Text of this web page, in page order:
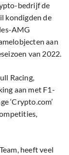
bedrijf de
kondigden de
AMG
aan
van 2022.
Racing,
aan met F1-
‘Crypto.com’
heeft veel